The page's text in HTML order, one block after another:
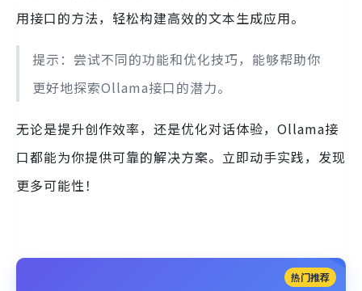
用接口的方法，轻松构建高效的文本生成应用。
提示：尝试不同的功能和优化技巧，能够帮助你
更好地探索Ollama接口的潜力。
无论是提升创作效率，还是优化对话体验，Ollama接
口都能为你提供可靠的解决方案。立即动手实践，发现
更多可能性！
热门推荐